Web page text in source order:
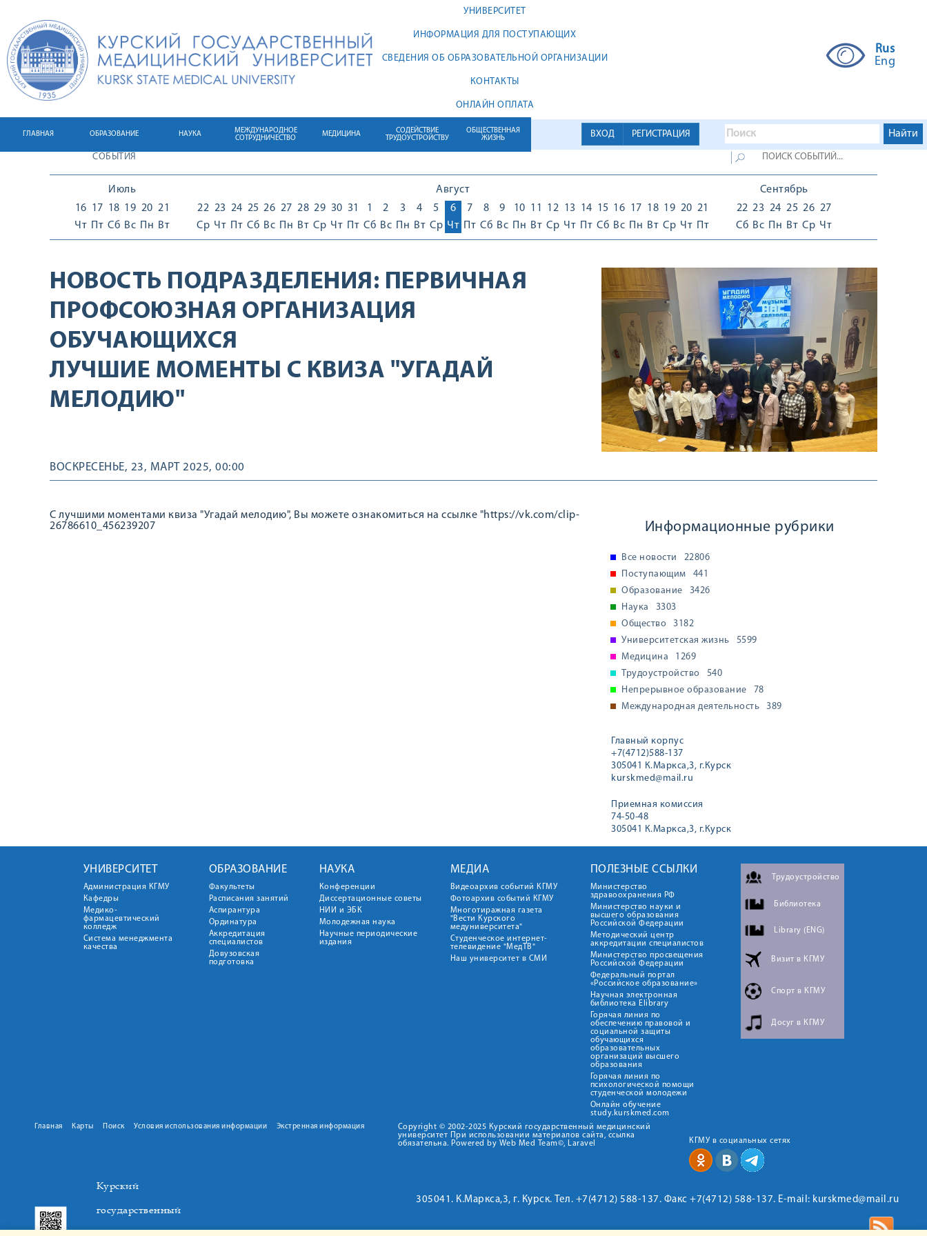
УНИВЕРСИТЕТ
ИНФОРМАЦИЯ ДЛЯ ПОСТУПАЮЩИХ
СВЕДЕНИЯ ОБ ОБРАЗОВАТЕЛЬНОЙ ОРГАНИЗАЦИИ
КОНТАКТЫ
ОНЛАЙН ОПЛАТА
Rus
Eng
ВХОД РЕГИСТРАЦИЯ
ГЛАВНАЯ ОБРАЗОВАНИЕ НАУКА
МЕЖДУНАРОДНОЕ
СОТРУДНИЧЕСТВО
МЕДИЦИНА
СОДЕЙСТВИЕ
ТРУДОУСТРОЙСТВУ
ОБЩЕСТВЕННАЯ
ЖИЗНЬ
СОБЫТИЯ
Июль
16
Чт
17
Пт
18
Сб
19
Вс
20
Пн
21
Вт
Август
22
Ср
23
Чт
24
Пт
25
Сб
26
Вс
27
Пн
28
Вт
29
Ср
30
Чт
31
Пт
1
Сб
2
Вс
3
Пн
4
Вт
5
Ср
6
Чт
7
Пт
8
Сб
9
Вс
10
Пн
11
Вт
12
Ср
13
Чт
14
Пт
15
Сб
16
Вс
17
Пн
18
Вт
19
Ср
20
Чт
21
Пт
Сентябрь
22
Сб
23
Вс
24
Пн
25
Вт
26
Ср
27
Чт
НОВОСТЬ ПОДРАЗДЕЛЕНИЯ: ПЕРВИЧНАЯ
ПРОФСОЮЗНАЯ ОРГАНИЗАЦИЯ
ОБУЧАЮЩИХСЯ
ЛУЧШИЕ МОМЕНТЫ С КВИЗА "УГАДАЙ
МЕЛОДИЮ"
ВОСКРЕСЕНЬЕ, 23, МАРТ 2025, 00:00
С лучшими моментами квиза "Угадай мелодию", Вы можете ознакомиться на ссылке "https://vk.com/clip-
26786610_456239207
Информационные рубрики
Все новости
22806
Поступающим
441
Образование
3426
Наука
3303
Общество
3182
Университетская жизнь
5599
Медицина
1269
Трудоустройство
540
Непрерывное образование
78
Международная деятельность
389
Главный корпус
+7(4712)588-137
305041 К.Маркса,3, г.Курск
kurskmed@mail.ru
Приемная комиссия
74-50-48
305041 К.Маркса,3, г.Курск
УНИВЕРСИТЕТ
Администрация КГМУ
Кафедры
Медико-
фармацевтический
колледж
Система менеджмента
качества
ОБРАЗОВАНИЕ
Факультеты
Расписания занятий
Аспирантура
Ординатура
Аккредитация
специалистов
Довузовская
подготовка
НАУКА
Конференции
Диссертационные советы
НИИ и ЭБК
Молодежная наука
Научные периодические
издания
МЕДИА
Видеоархив событий КГМУ
Фотоархив событий КГМУ
Многотиражная газета
"Вести Курского
медуниверситета"
Студенческое интернет-
телевидение "МедТВ"
Наш университет в СМИ
ПОЛЕЗНЫЕ ССЫЛКИ
Министерство
здравоохранения РФ
Министерство науки и
высшего образования
Российской Федерации
Методический центр
аккредитации специалистов
Министерство просвещения
Российской Федерации
Федеральный портал
«Российское образование»
Научная электронная
библиотека Elibrary
Горячая линия по
обеспечению правовой и
социальной защиты
обучающихся
образовательных
организаций высшего
образования
Горячая линия по
психологической помощи
студенческой молодежи
Онлайн обучение
study.kurskmed.com
Трудоустройство
Библиотека
Library (ENG)
Визит в КГМУ
Спорт в КГМУ
Досуг в КГМУ
Главная Карты Поиск Условия использования информации Экстренная информация
Copyright © 2002-2025 Курский государственный медицинский
университет При использовании материалов сайта, ссылка
обязательна. Powered by Web Med Team©, Laravel
КГМУ в социальных сетях
Курский
государственный
305041. К.Маркса,3, г. Курск. Тел. +7(4712) 588-137. Факс +7(4712) 588-137. E-mail: kurskmed@mail.ru